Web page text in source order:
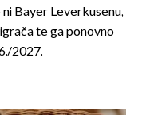
Bayer Leverkusenu,
te ga ponovno
2027.